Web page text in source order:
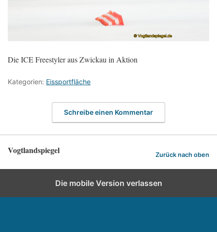
Die ICE Freestyler aus Zwickau in Aktion
Kategorien: Eissportfläche
Schreibe einen Kommentar
Vogtlandspiegel Zurück nach oben
Die mobile Version verlassen